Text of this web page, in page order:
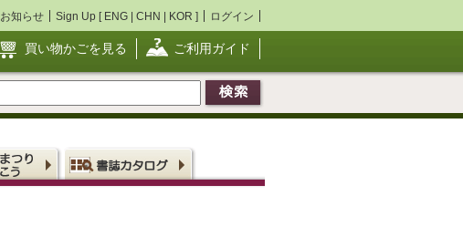
お知らせ Sign Up [ ENG | CHN | KOR ] ログイン
買い物かごを見る ご利用ガイド